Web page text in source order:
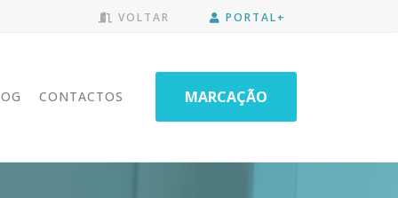
VOLTAR PORTAL+
CONTACTOS MARCAÇÃO